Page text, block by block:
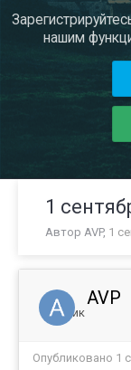
нашим
1
Автор AVP, 1
AVP
Ученик
Опубликовано 1